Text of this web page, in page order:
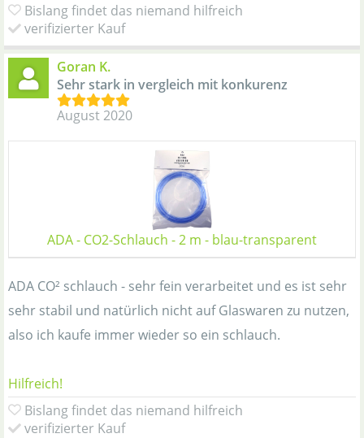
Bislang findet das niemand hilfreich
verifizierter Kauf
Goran K.
Sehr stark in vergleich mit konkurenz
August 2020
ADA - CO2-Schlauch - 2 m - blau-transparent
ADA CO² schlauch - sehr fein verarbeitet und es ist sehr
sehr stabil und natürlich nicht auf Glaswaren zu nutzen,
also ich kaufe immer wieder so ein schlauch.
Hilfreich!
Bislang findet das niemand hilfreich
verifizierter Kauf